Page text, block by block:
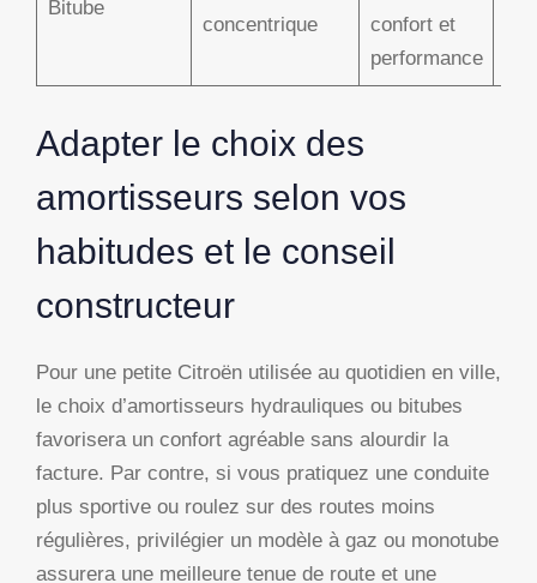
Bitube
concentrique
confort et
performance
Adapter le choix des
amortisseurs selon vos
habitudes et le conseil
constructeur
Pour une petite Citroën utilisée au quotidien en ville,
le choix d’amortisseurs hydrauliques ou bitubes
favorisera un confort agréable sans alourdir la
facture. Par contre, si vous pratiquez une conduite
plus sportive ou roulez sur des routes moins
régulières, privilégier un modèle à gaz ou monotube
assurera une meilleure tenue de route et une